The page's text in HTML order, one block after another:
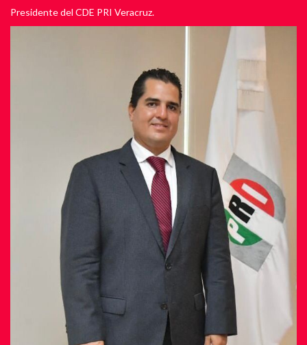
Presidente del CDE PRI Veracruz.